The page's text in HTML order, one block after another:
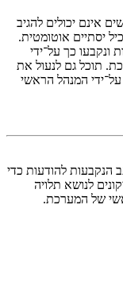
אינם יכולים להגיב
יסתיים אוטומטית.
ונקבעו כך על־ידי
תוכל גם לנעול את
המנהל הראשי
הנקבעות להודעות כדי
לנושא תלויה
של המערכת.